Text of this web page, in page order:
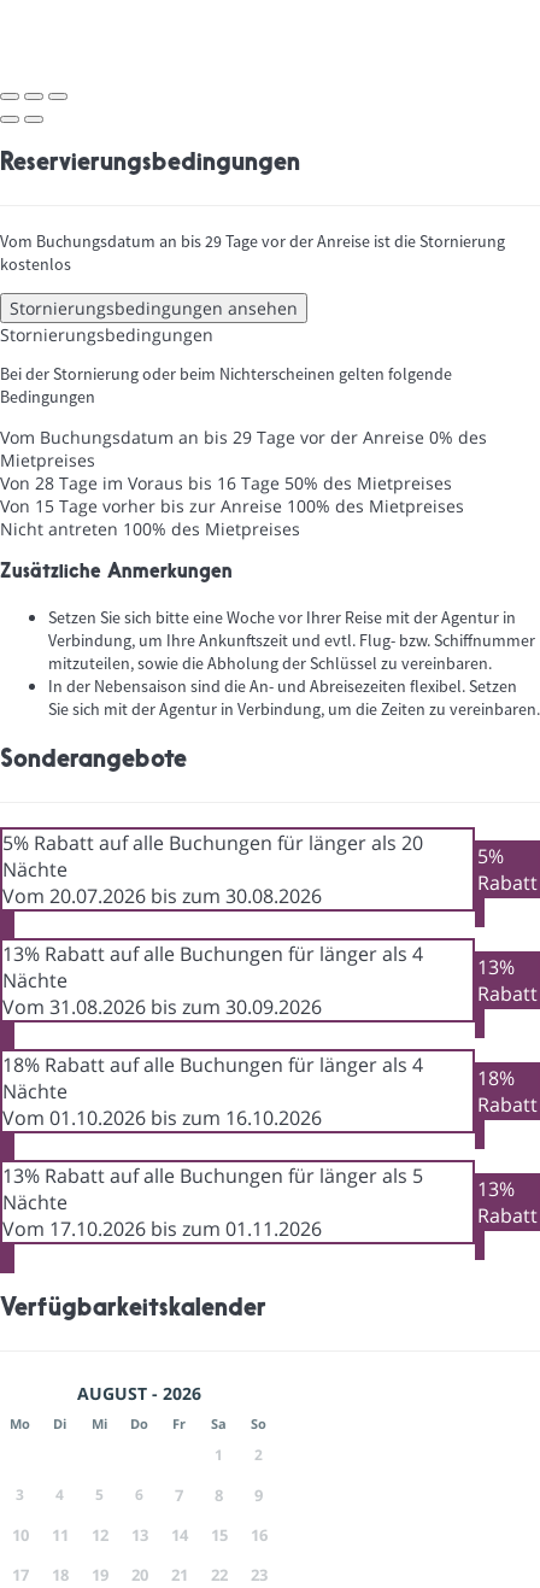
Reservierungsbedingungen
Vom Buchungsdatum an bis 29 Tage vor der Anreise ist die Stornierung
kostenlos
Stornierungsbedingungen ansehen
Stornierungsbedingungen
Bei der Stornierung oder beim Nichterscheinen gelten folgende
Bedingungen
Vom Buchungsdatum an bis 29 Tage vor der Anreise 0% des
Mietpreises
Von 28 Tage im Voraus bis 16 Tage 50% des Mietpreises
Von 15 Tage vorher bis zur Anreise 100% des Mietpreises
Nicht antreten 100% des Mietpreises
Zusätzliche Anmerkungen
Setzen Sie sich bitte eine Woche vor Ihrer Reise mit der Agentur in
Verbindung, um Ihre Ankunftszeit und evtl. Flug- bzw. Schiffnummer
mitzuteilen, sowie die Abholung der Schlüssel zu vereinbaren.
In der Nebensaison sind die An- und Abreisezeiten flexibel. Setzen
Sie sich mit der Agentur in Verbindung, um die Zeiten zu vereinbaren.
Sonderangebote
5% Rabatt auf alle Buchungen für länger als 20
Nächte
Vom 20.07.2026 bis zum 30.08.2026
5%
Rabatt
13% Rabatt auf alle Buchungen für länger als 4
Nächte
Vom 31.08.2026 bis zum 30.09.2026
13%
Rabatt
18% Rabatt auf alle Buchungen für länger als 4
Nächte
Vom 01.10.2026 bis zum 16.10.2026
18%
Rabatt
13% Rabatt auf alle Buchungen für länger als 5
Nächte
Vom 17.10.2026 bis zum 01.11.2026
13%
Rabatt
Verfügbarkeitskalender
AUGUST - 2026
Mo Di Mi Do Fr Sa So
1
2
3
4 5 6 7 8
9
10
11 12 13 14 15
16
17
18 19 20 21 22
23